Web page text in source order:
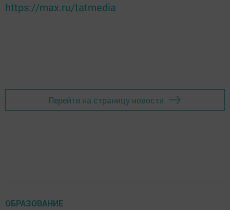
https://max.ru/tatmedia
Перейти на страницу новости
ОБРАЗОВАНИЕ